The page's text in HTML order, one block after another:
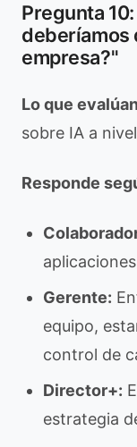
Pregunta
deberíamos
empresa?"
Lo que
sobre IA a
Responde
Gerente:
equipo,
control de
Director+:
estrategia